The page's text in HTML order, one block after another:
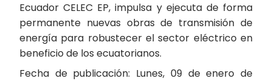
Ecuador CELEC EP, impulsa y ejecuta de forma
permanente nuevas obras de transmisión de
energía para robustecer el sector eléctrico en
beneficio de los ecuatorianos.
Fecha de publicación: Lunes, 09 de enero de